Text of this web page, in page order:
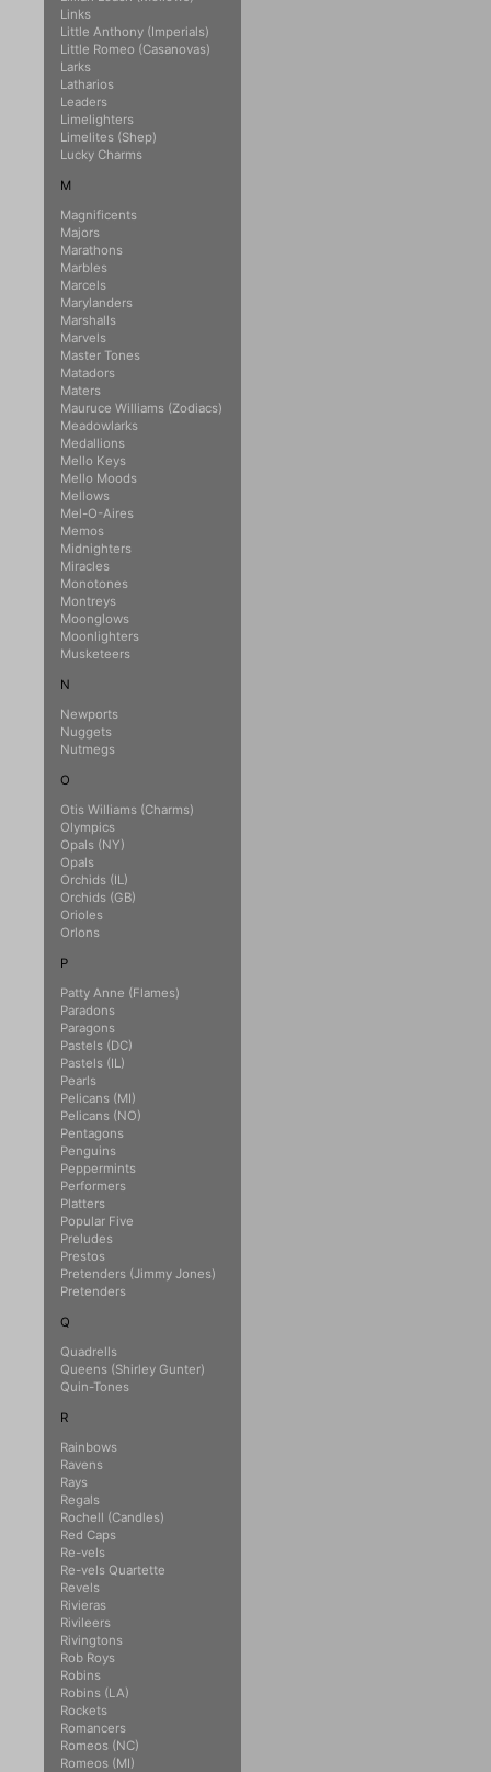
Links
Little Anthony (Imperials)
Little Romeo (Casanovas)
Larks
Latharios
Leaders
Limelighters
Limelites (Shep)
Lucky Charms
M
Magnificents
Majors
Marathons
Marbles
Marcels
Marylanders
Marshalls
Marvels
Master Tones
Matadors
Maters
Mauruce Williams (Zodiacs)
Meadowlarks
Medallions
Mello Keys
Mello Moods
Mellows
Mel-O-Aires
Memos
Midnighters
Miracles
Monotones
Montreys
Moonglows
Moonlighters
Musketeers
N
Newports
Nuggets
Nutmegs
O
Otis Williams (Charms)
Olympics
Opals (NY)
Opals
Orchids (IL)
Orchids (GB)
Orioles
Orlons
P
Patty Anne (Flames)
Paradons
Paragons
Pastels (DC)
Pastels (IL)
Pearls
Pelicans (MI)
Pelicans (NO)
Pentagons
Penguins
Peppermints
Performers
Platters
Popular Five
Preludes
Prestos
Pretenders (Jimmy Jones)
Pretenders
Q
Quadrells
Queens (Shirley Gunter)
Quin-Tones
R
Rainbows
Ravens
Rays
Regals
Rochell (Candles)
Red Caps
Re-vels
Re-vels Quartette
Revels
Rivieras
Rivileers
Rivingtons
Rob Roys
Robins
Robins (LA)
Rockets
Romancers
Romeos (NC)
Romeos (MI)